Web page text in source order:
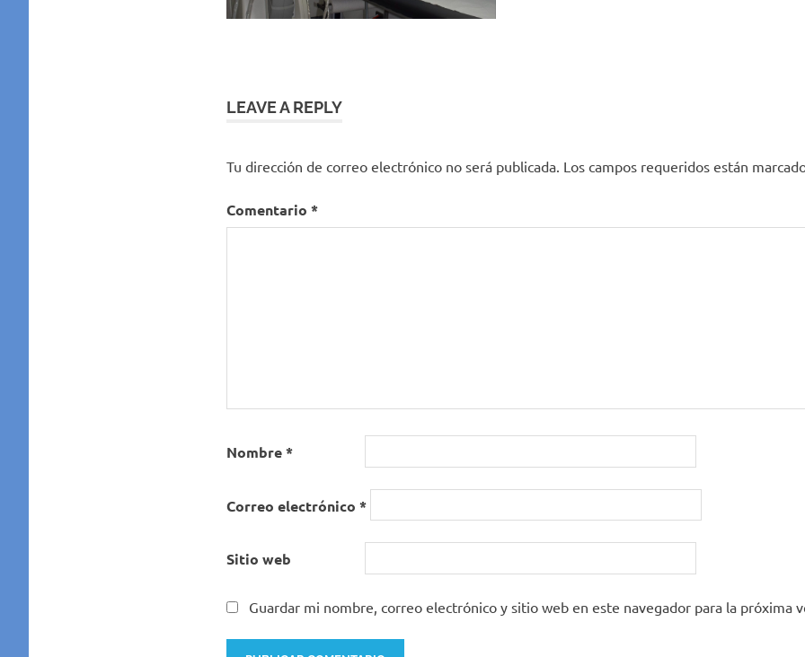
LEAVE A REPLY
Tu dirección de correo electrónico no será publicada. Los campos requeridos están
Comentario *
Nombre*
Correo electrónico *
Sitio web
Guardar mi nombre, correo electrónico y sitio web en este navegador para la próxima